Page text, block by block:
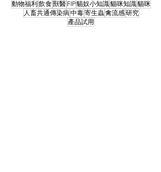
動物福利 飲食獸醫 FIP貓奴小知識貓咪知識貓咪
人畜共通傳染病 中毒寄生蟲 禽流感研究
產品試用